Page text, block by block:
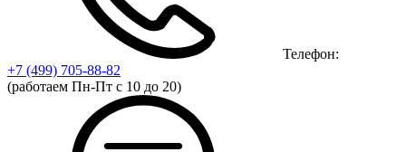
Телефон:
+7 (499) 705-88-82
(работаем Пн-Пт с 10 до 20)